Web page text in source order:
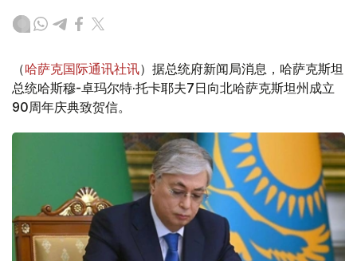
（哈萨克国际通讯社讯）据总统府新闻局消息，哈萨克斯坦
总统哈斯穆-卓玛尔特·托卡耶夫7日向北哈萨克斯坦州成立
90周年庆典致贺信。